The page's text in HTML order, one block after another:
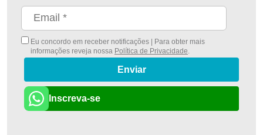
Eu concordo em receber notificações | Para obter mais
informações reveja nossa Política de Privacidade
Enviar
Inscreva-se